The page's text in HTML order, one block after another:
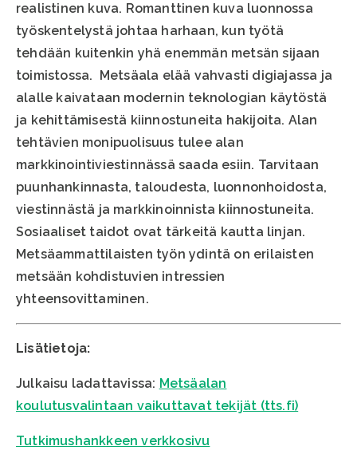
realistinen kuva. Romanttinen kuva luonnossa
työskentelystä johtaa harhaan, kun työtä
tehdään kuitenkin yhä enemmän metsän sijaan
toimistossa. Metsäala elää vahvasti digiajassa ja
alalle kaivataan modernin teknologian käytöstä
ja kehittämisestä kiinnostuneita hakijoita. Alan
tehtävien monipuolisuus tulee alan
markkinointiviestinnässä saada esiin. Tarvitaan
puunhankinnasta, taloudesta, luonnonhoidosta,
viestinnästä ja markkinoinnista kiinnostuneita.
Sosiaaliset taidot ovat tärkeitä kautta linjan.
Metsäammattilaisten työn ydintä on erilaisten
metsään kohdistuvien intressien
yhteensovittaminen.
Lisätietoja:
Julkaisu ladattavissa: Metsäalan
koulutusvalintaan vaikuttavat tekijät (tts.fi)
Tutkimushankkeen verkkosivu